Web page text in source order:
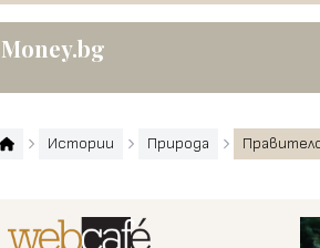
Money.bg
Истории Природа